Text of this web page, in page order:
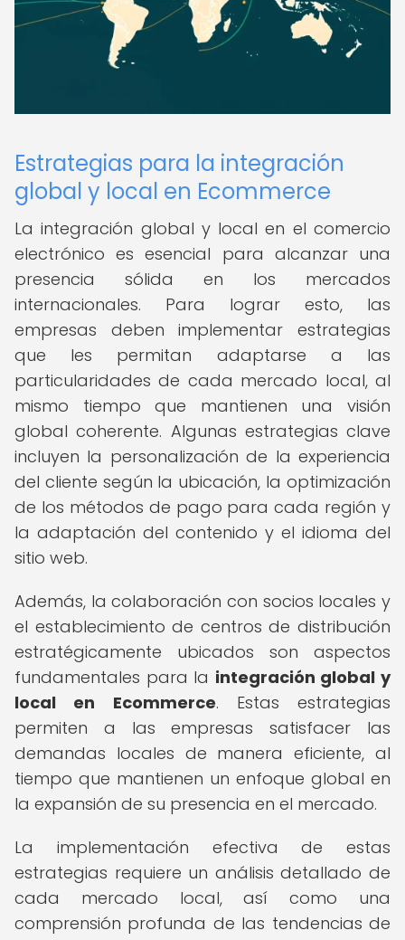
Estrategias para la integración
global y local en Ecommerce
La integración global y local en el comercio
electrónico es esencial para alcanzar una
presencia sólida en los mercados
internacionales. Para lograr esto, las
empresas deben implementar estrategias
que les permitan adaptarse a las
particularidades de cada mercado local, al
mismo tiempo que mantienen una visión
global coherente. Algunas estrategias clave
incluyen la personalización de la experiencia
del cliente según la ubicación, la optimización
de los métodos de pago para cada región y
la adaptación del contenido y el idioma del
sitio web.
Además, la colaboración con socios locales y
el establecimiento de centros de distribución
estratégicamente ubicados son aspectos
fundamentales para la integración global y
local en Ecommerce. Estas estrategias
permiten a las empresas satisfacer las
demandas locales de manera eficiente, al
tiempo que mantienen un enfoque global en
la expansión de su presencia en el mercado.
La implementación efectiva de estas
estrategias requiere un análisis detallado de
cada mercado local, así como una
comprensión profunda de las tendencias de